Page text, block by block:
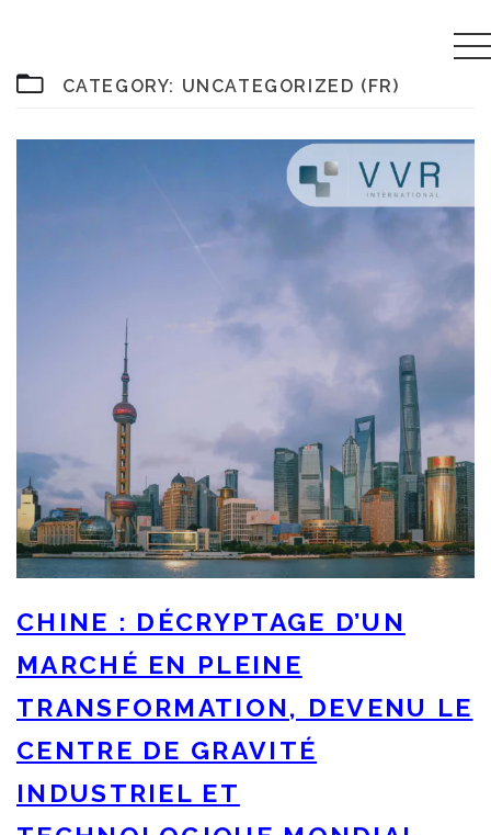
CATEGORY: UNCATEGORIZED (FR)
CHINE : DÉCRYPTAGE D’UN
MARCHÉ EN PLEINE
TRANSFORMATION, DEVENU LE
CENTRE DE GRAVITÉ
INDUSTRIEL ET